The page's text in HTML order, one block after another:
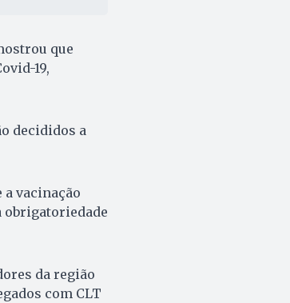
que
19,
decididos a
a vacinação
obrigatoriedade
da região
com CLT